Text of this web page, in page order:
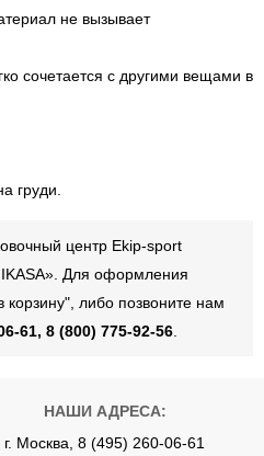
не вызывает
сочетается с другими вещами в
груди.
центр Ekip-sport
Для оформления
корзину", либо позвоните нам
61, 8 (800) 775-92-56
НАШИ АДРЕСА:
г. Москва, 8 (495) 260-06-61